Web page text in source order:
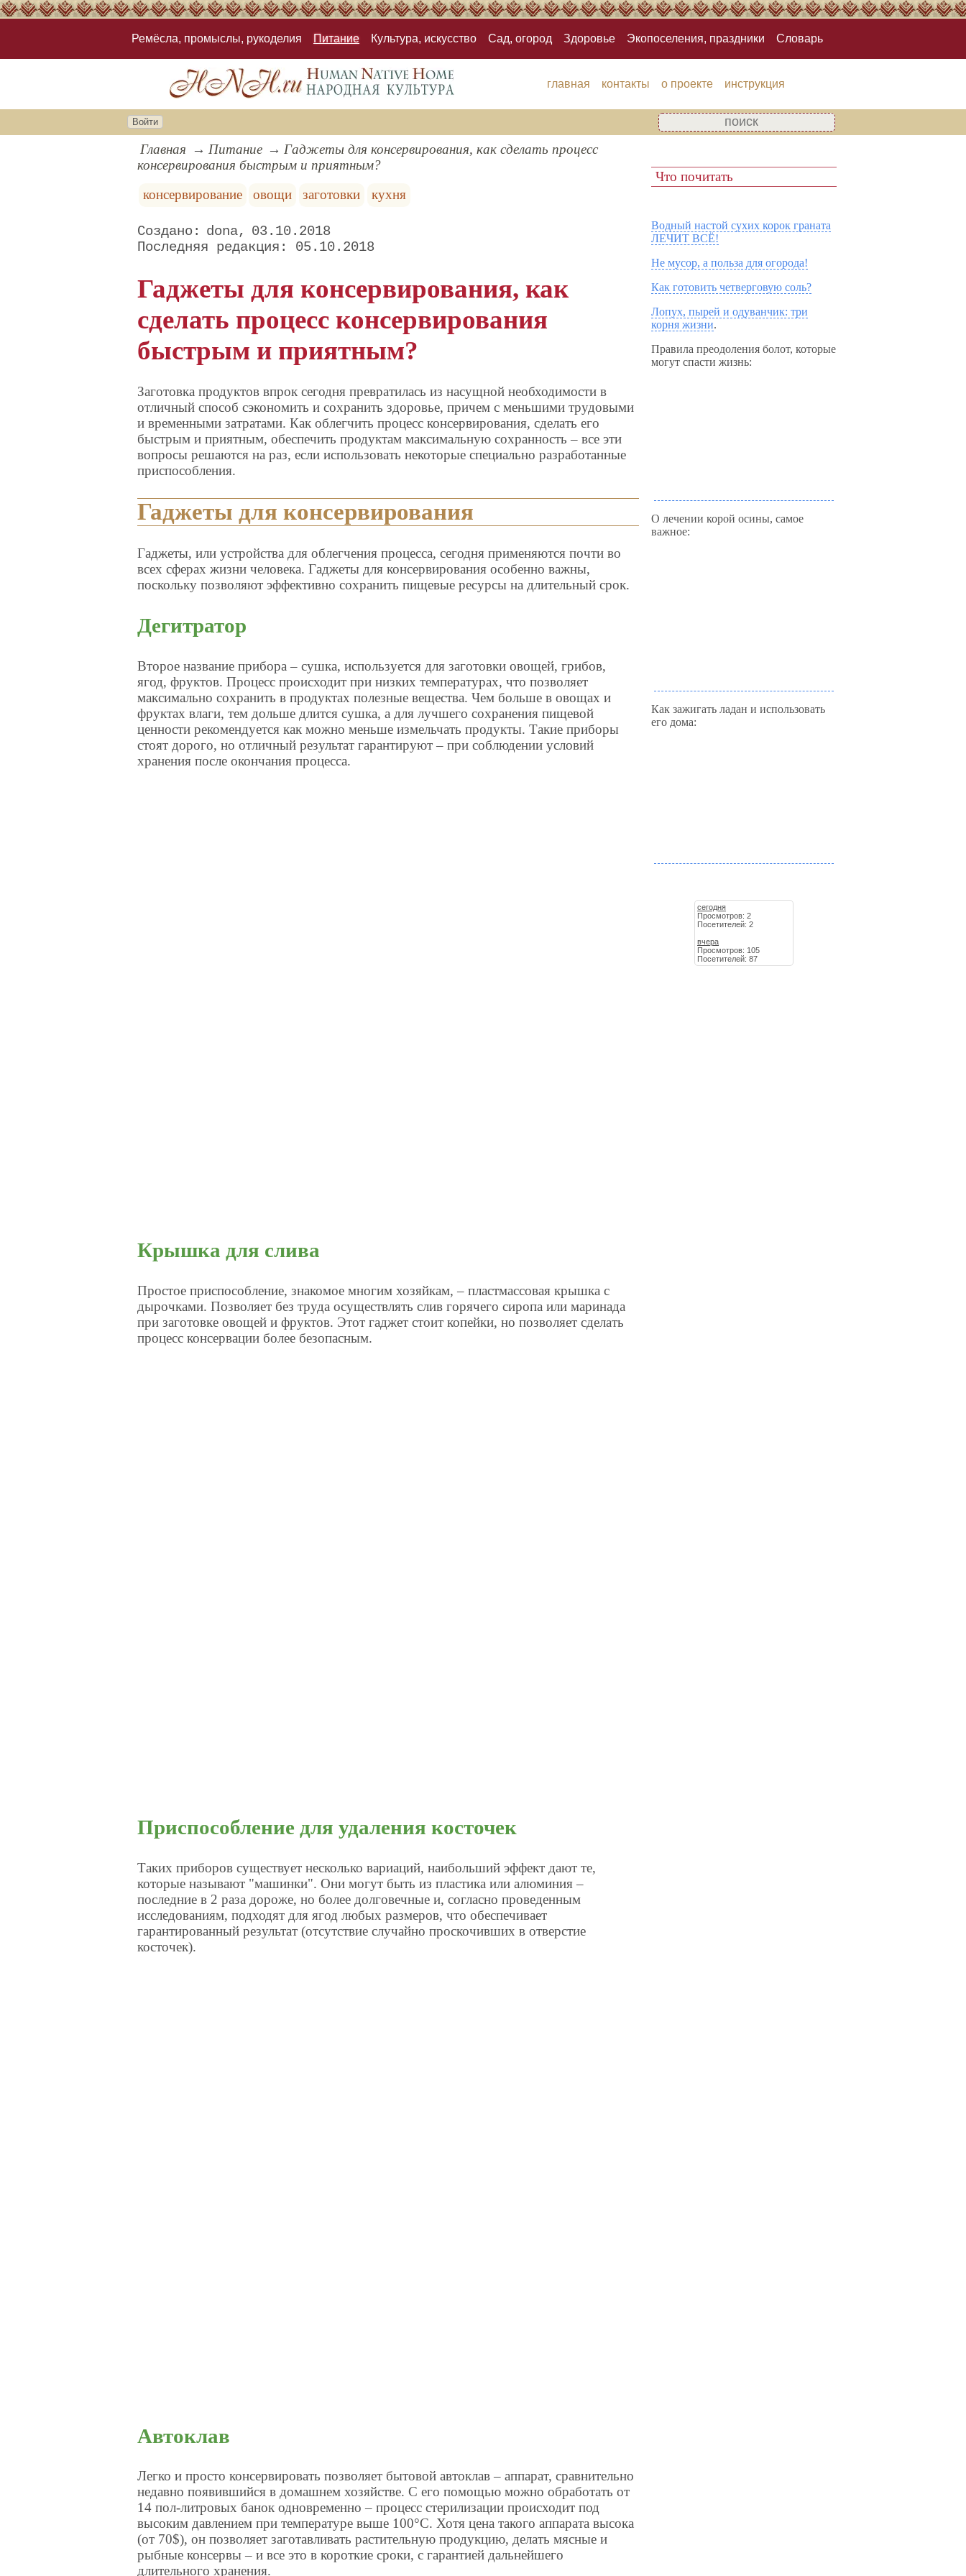
Ремёсла, промыслы, рукоделия Питание Культура, искусство Сад, огород Здоровье Экопоселения, праздники Словарь
главная контакты о проекте инструкция
Войти
Главная Питание
Гаджеты для консервирования, как сделать процесс
консервирования быстрым и приятным?
консервирование
овощи заготовки кухня
dona
03.10.2018
05.10.2018
Гаджеты для консервирования, как
сделать процесс консервирования
быстрым и приятным?
Заготовка продуктов впрок сегодня превратилась из насущной необходимости в
отличный способ сэкономить и сохранить здоровье, причем с меньшими трудовыми
и временными затратами. Как облегчить процесс консервирования, сделать его
быстрым и приятным, обеспечить продуктам максимальную сохранность – все эти
вопросы решаются на раз, если использовать некоторые специально разработанные
приспособления.
Гаджеты для консервирования
Гаджеты, или устройства для облегчения процесса, сегодня применяются почти во
всех сферах жизни человека. Гаджеты для консервирования особенно важны,
поскольку позволяют эффективно сохранить пищевые ресурсы на длительный срок.
Дегитратор
Второе название прибора – сушка, используется для заготовки овощей, грибов,
ягод, фруктов. Процесс происходит при низких температурах, что позволяет
максимально сохранить в продуктах полезные вещества. Чем больше в овощах и
фруктах влаги, тем дольше длится сушка, а для лучшего сохранения пищевой
ценности рекомендуется как можно меньше измельчать продукты. Такие приборы
стоят дорого, но отличный результат гарантируют – при соблюдении условий
хранения после окончания процесса.
Крышка для слива
Простое приспособление, знакомое многим хозяйкам, – пластмассовая крышка с
дырочками. Позволяет без труда осуществлять слив горячего сиропа или маринада
при заготовке овощей и фруктов. Этот гаджет стоит копейки, но позволяет сделать
процесс консервации более безопасным.
Приспособление для удаления косточек
Таких приборов существует несколько вариаций, наибольший эффект дают те,
которые называют "машинки". Они могут быть из пластика или алюминия –
последние в 2 раза дороже, но более долговечные и, согласно проведенным
исследованиям, подходят для ягод любых размеров, что обеспечивает
гарантированный результат (отсутствие случайно проскочивших в отверстие
косточек).
Автоклав
Легко и просто консервировать позволяет бытовой автоклав – аппарат, сравнительно
недавно появившийся в домашнем хозяйстве. С его помощью можно обработать от
14 пол-литровых банок одновременно – процесс стерилизации происходит под
высоким давлением при температуре выше 100°С. Хотя цена такого аппарата высока
(от 70$), он позволяет заготавливать растительную продукцию, делать мясные и
рыбные консервы – и все это в короткие сроки, с гарантией дальнейшего
длительного хранения.
Что почитать
Водный настой сухих корок граната
ЛЕЧИТ ВСЁ!
Не мусор, а польза для огорода!
Как готовить четверговую соль?
Лопух, пырей и одуванчик: три
корня жизни.
Правила преодоления болот, которые
могут спасти жизнь:
О лечении корой осины, самое
важное:
Как зажигать ладан и использовать
его дома:
сегодня
Просмотров: 2
Посетителей: 2
вчера
Просмотров: 105
Посетителей: 87